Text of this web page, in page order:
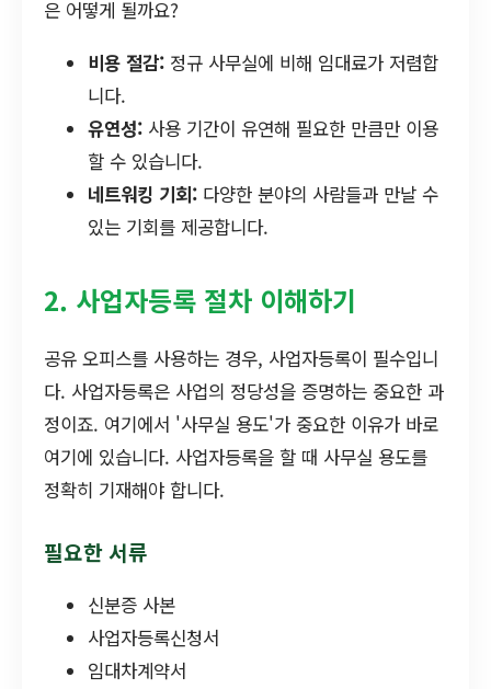
은 어떻게 될까요?
비용 절감: 정규 사무실에 비해 임대료가 저렴합
니다.
유연성: 사용 기간이 유연해 필요한 만큼만 이용
할 수 있습니다.
네트워킹 기회: 다양한 분야의 사람들과 만날 수
있는 기회를 제공합니다.
2. 사업자등록 절차 이해하기
공유 오피스를 사용하는 경우, 사업자등록이 필수입니
다. 사업자등록은 사업의 정당성을 증명하는 중요한 과
정이죠. 여기에서 '사무실 용도'가 중요한 이유가 바로
여기에 있습니다. 사업자등록을 할 때 사무실 용도를
정확히 기재해야 합니다.
필요한 서류
신분증 사본
사업자등록신청서
임대차계약서